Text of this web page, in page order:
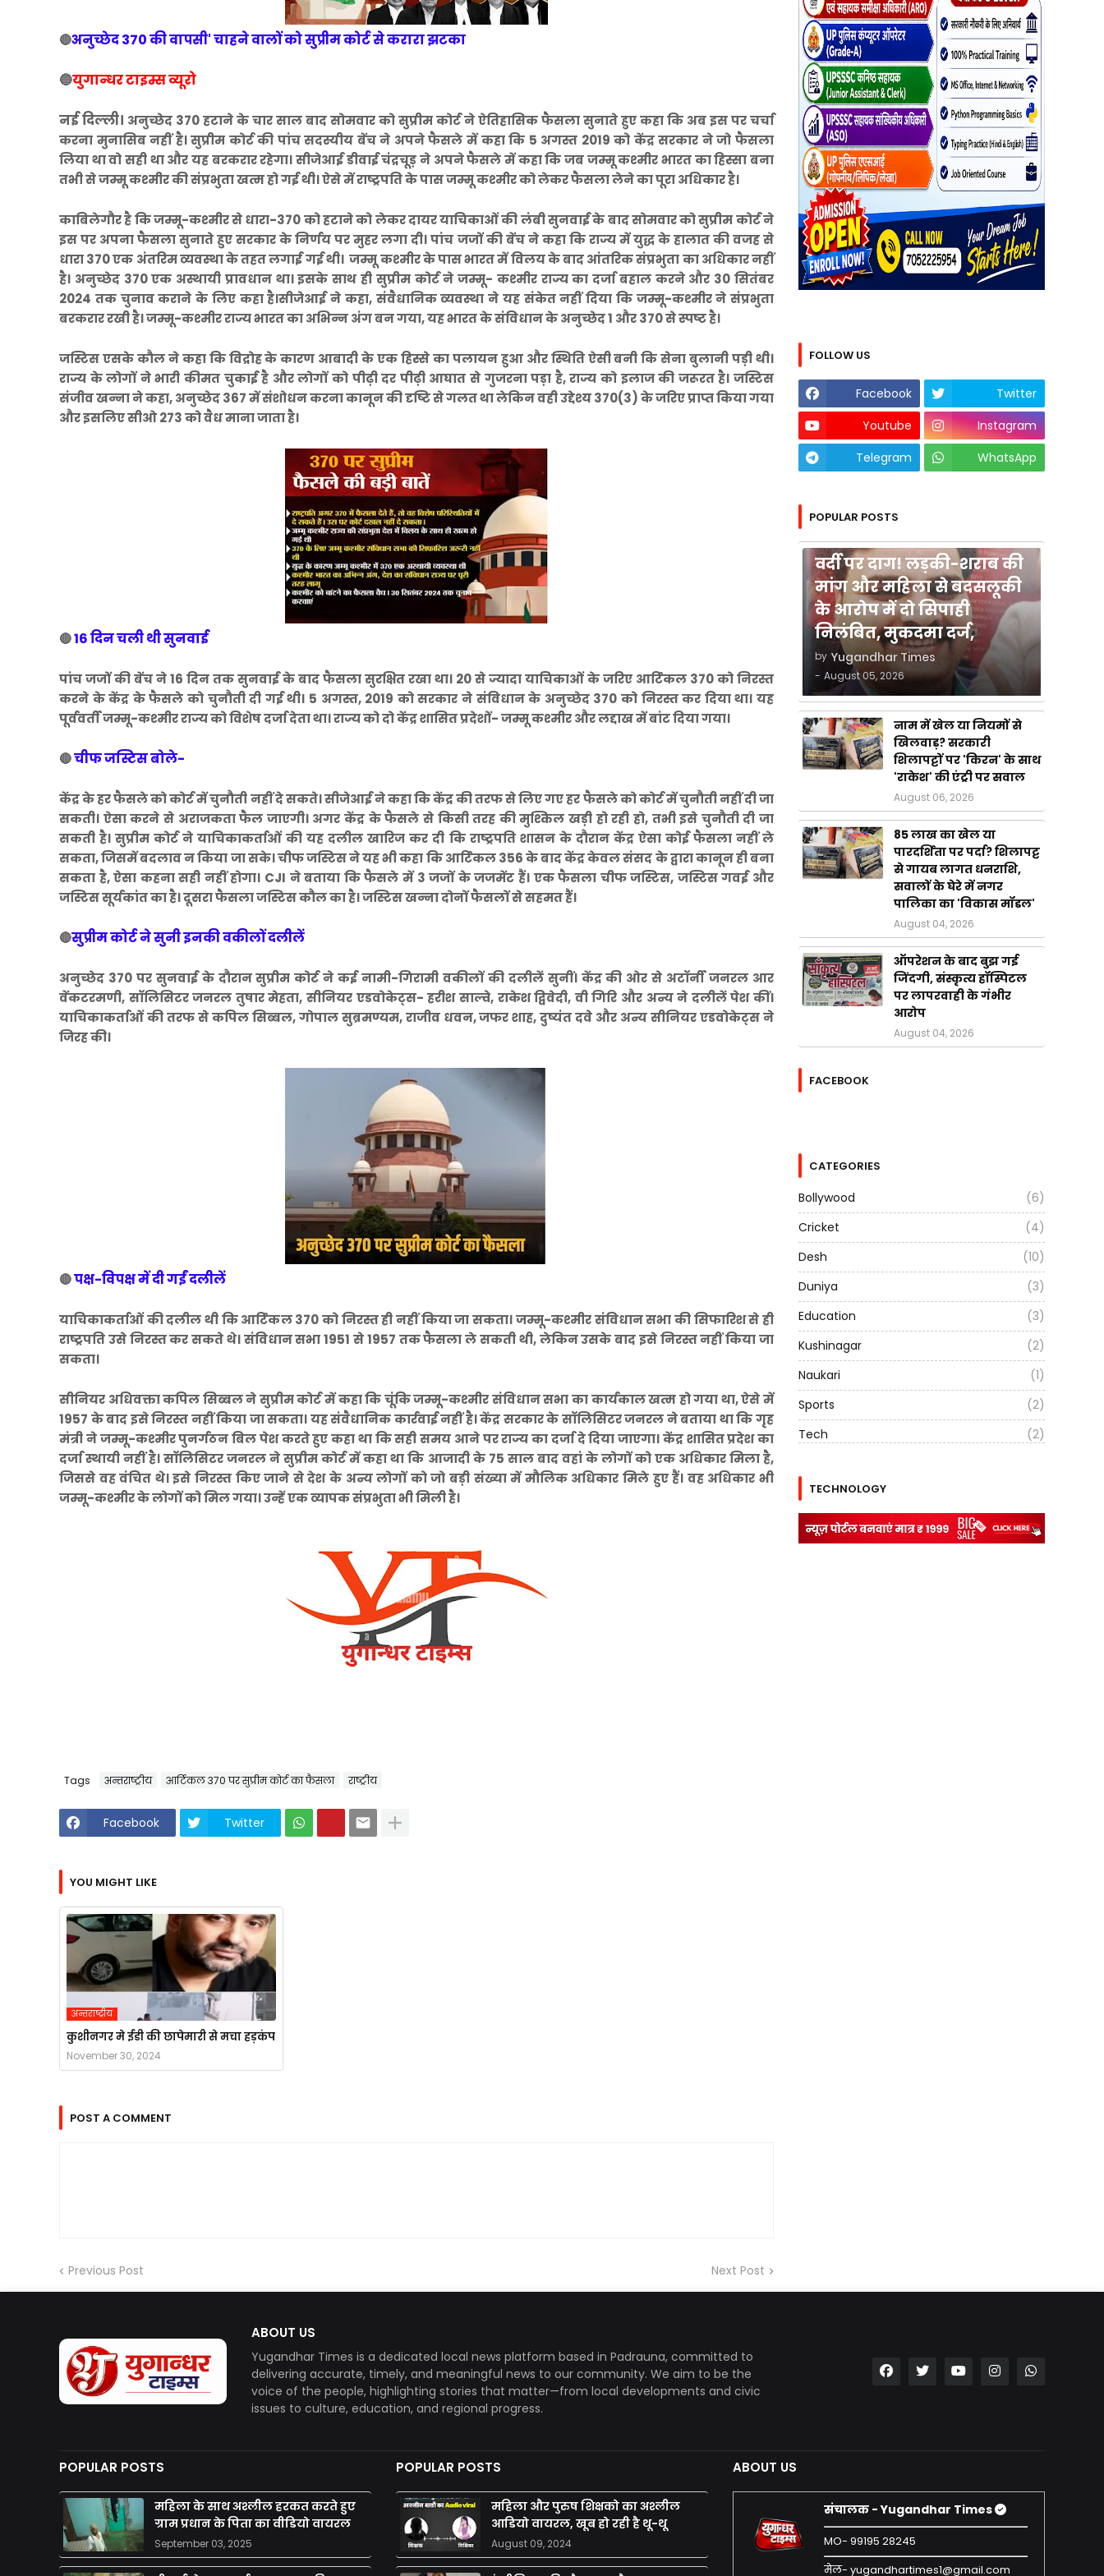
🔴अनुच्छेद 370 की वापसी' चाहने वालों को सुप्रीम कोर्ट से करारा झटका
🔵युगान्धर टाइम्स व्यूरो
नई दिल्ली। अनुच्छेद 370 हटाने के चार साल बाद सोमवार को सुप्रीम कोर्ट ने ऐतिहासिक फैसला सुनाते हुए कहा कि अब इस पर चर्चा
करना मुनासिब नहीं है। सुप्रीम कोर्ट की पांच सदस्यीय बेंच ने अपने फैसले में कहा कि 5 अगस्त 2019 को केंद्र सरकार ने जो फैसला
लिया था वो सही था और यह बरकरार रहेगा। सीजेआई डीवाई चंद्रचूड़ ने अपने फैसले में कहा कि जब जम्मू कश्मीर भारत का हिस्सा बना
तभी से जम्मू कश्मीर की संप्रभुता खत्म हो गई थी। ऐसे में राष्ट्रपति के पास जम्मू कश्मीर को लेकर फैसला लेने का पूरा अधिकार है।
काबिलेगौर है कि जम्मू-कश्मीर से धारा-370 को हटाने को लेकर दायर याचिकाओं की लंबी सुनवाई के बाद सोमवार को सुप्रीम कोर्ट ने
इस पर अपना फैसला सुनाते हुए सरकार के निर्णय पर मुहर लगा दी। पांच जजों की बेंच ने कहा कि राज्य में युद्ध के हालात की वजह से
धारा 370 एक अंतरिम व्यवस्था के तहत लगाई गई थी। जम्मू कश्मीर के पास भारत में विलय के बाद आंतरिक संप्रभुता का अधिकार नहीं
है। अनुच्छेद 370 एक अस्थायी प्रावधान था। इसके साथ ही सुप्रीम कोर्ट ने जम्मू- कश्मीर राज्य का दर्जा बहाल करने और 30 सितंबर
2024 तक चुनाव कराने के लिए कहा है।सीजेआई ने कहा, संवैधानिक व्यवस्था ने यह संकेत नहीं दिया कि जम्मू-कश्मीर ने संप्रभुता
बरकरार रखी है। जम्मू-कश्मीर राज्य भारत का अभिन्न अंग बन गया, यह भारत के संविधान के अनुच्छेद 1 और 370 से स्पष्ट है।
जस्टिस एसके कौल ने कहा कि विद्रोह के कारण आबादी के एक हिस्से का पलायन हुआ और स्थिति ऐसी बनी कि सेना बुलानी पड़ी थी।
राज्य के लोगों ने भारी कीमत चुकाई है और लोगों को पीढ़ी दर पीढ़ी आघात से गुजरना पड़ा है, राज्य को इलाज की जरूरत है। जस्टिस
संजीव खन्ना ने कहा, अनुच्छेद 367 में संशोधन करना कानून की दृष्टि से गलत था लेकिन वही उद्देश्य 370(3) के जरिए प्राप्त किया गया
और इसलिए सीओ 273 को वैध माना जाता है।
🔴16 दिन चली थी सुनवाई
पांच जजों की बेंच ने 16 दिन तक सुनवाई के बाद फैसला सुरक्षित रखा था। 20 से ज्यादा याचिकाओं के जरिए आर्टिकल 370 को निरस्त
करने के केंद्र के फैसले को चुनौती दी गई थी। 5 अगस्‍त, 2019 को सरकार ने संविधान के अनुच्छेद 370 को निरस्त कर दिया था। यह
पूर्ववर्ती जम्मू-कश्मीर राज्य को विशेष दर्जा देता था। राज्य को दो केंद्र शासित प्रदेशों- जम्मू कश्मीर और लद्दाख में बांट दिया गया।
🔴चीफ जस्टिस बोले-
केंद्र के हर फैसले को कोर्ट में चुनौती नहीं दे सकते। सीजेआई ने कहा कि केंद्र की तरफ से लिए गए हर फैसले को कोर्ट में चुनौती नहीं दी जा
सकती। ऐसा करने से अराजकता फैल जाएगी। अगर केंद्र के फैसले से किसी तरह की मुश्किल खड़ी हो रही हो, तभी इसे चुनौती दी जा
सकती है। सुप्रीम कोर्ट ने याचिकाकर्ताओं की यह दलील खारिज कर दी कि राष्ट्रपति शासन के दौरान केंद्र ऐसा कोई फैसला नहीं ले
सकता, जिसमें बदलाव न किया जा सके। चीफ जस्टिस ने यह भी कहा कि आर्टिकल 356 के बाद केंद्र केवल संसद के द्वारा कानून ही बना
सकता है, ऐसा कहना सही नहीं होगा। CJI ने बताया कि फैसले में 3 जजों के जजमेंट हैं। एक फैसला चीफ जस्टिस, जस्टिस गवई और
जस्टिस सूर्यकांत का है। दूसरा फैसला जस्टिस कौल का है। जस्टिस खन्ना दोनों फैसलों से सहमत हैं।
🔴सुप्रीम कोर्ट ने सुनी इनकी वकीलों दलीलें
अनुच्छेद 370 पर सुनवाई के दौरान सुप्रीम कोर्ट ने कई नामी-गिरामी वकीलों की दलीलें सुनीं। केंद्र की ओर से अटॉर्नी जनरल आर
वेंकटरमणी, सॉलिसिटर जनरल तुषार मेहता, सीनियर एडवोकेट्स- हरीश साल्वे, राकेश द्विवेदी, वी गिरि और अन्य ने दलीलें पेश कीं।
याचिकाकर्ताओं की तरफ से कपिल सिब्बल, गोपाल सुब्रमण्यम, राजीव धवन, जफर शाह, दुष्यंत दवे और अन्य सीनियर एडवोकेट्स ने
जिरह की।
🔴पक्ष-विपक्ष में दी गईं दलीलें
याचिकाकर्ताओं की दलील थी कि आर्टिकल 370 को निरस्त ही नहीं किया जा सकता। जम्मू-कश्मीर संविधान सभा की सिफारिश से ही
राष्ट्रपति उसे निरस्त कर सकते थे। संविधान सभा 1951 से 1957 तक फैसला ले सकती थी, लेकिन उसके बाद इसे निरस्त नहीं किया जा
सकता।
सीनियर अधिवक्ता कपिल सिब्बल ने सुप्रीम कोर्ट में कहा कि चूंकि जम्मू-कश्मीर संविधान सभा का कार्यकाल खत्म हो गया था, ऐसे में
1957 के बाद इसे निरस्त नहीं किया जा सकता। यह संवैधानिक कार्रवाई नहीं है। केंद्र सरकार के सॉलिसिटर जनरल ने बताया था कि गृह
मंत्री ने जम्मू-कश्मीर पुनर्गठन बिल पेश करते हुए कहा था कि सही समय आने पर राज्य का दर्जा दे दिया जाएगा। केंद्र शासित प्रदेश का
दर्जा स्थायी नहीं है। सॉलिसिटर जनरल ने सुप्रीम कोर्ट में कहा था कि आजादी के 75 साल बाद वहां के लोगों को एक अधिकार मिला है,
जिससे वह वंचित थे। इसे निरस्त किए जाने से देश के अन्य लोगों को जो बड़ी संख्या में मौलिक अधिकार मिले हुए हैं। वह अधिकार भी
जम्मू-कश्मीर के लोगों को मिल गया। उन्हें एक व्यापक संप्रभुता भी मिली है।
Tags अन्तराष्ट्रीय आर्टिकल 370 पर सुप्रीम कोर्ट का फैसला राष्ट्रीय
Facebook Twitter
YOU MIGHT LIKE
अन्तराष्ट्रीय
कुशीनगर मे ईडी की छापेमारी से मचा हड़कंप
November 30, 2024
POST A COMMENT
Previous Post Next Post
FOLLOW US
Facebook
Twitter
Youtube
Instagram
Telegram
WhatsApp
POPULAR POSTS
वर्दी पर दाग! लड़की-शराब की
मांग और महिला से बदसलूकी
के आरोप में दो सिपाही
निलंबित, मुकदमा दर्ज,
by Yugandhar Times
- August 05, 2026
नाम में खेल या नियमों से
खिलवाड़? सरकारी
शिलापट्टों पर 'किरन' के साथ
'राकेश' की एंट्री पर सवाल
August 06, 2026
85 लाख का खेल या
पारदर्शिता पर पर्दा? शिलापट्ट
से गायब लागत धनराशि,
सवालों के घेरे में नगर
पालिका का 'विकास मॉडल'
August 04, 2026
ऑपरेशन के बाद बुझ गई
जिंदगी, संस्कृत्य हॉस्पिटल
पर लापरवाही के गंभीर
आरोप
August 04, 2026
FACEBOOK
CATEGORIES
Bollywood
(6)
Cricket
(4)
Desh
(10)
Duniya
(3)
Education
(3)
Kushinagar
(2)
Naukari
(1)
Sports
(2)
Tech
(2)
TECHNOLOGY
ABOUT US
Yugandhar Times is a dedicated local news platform based in Padrauna, committed to
delivering accurate, timely, and meaningful news to our community. We aim to be the
voice of the people, highlighting stories that matter—from local developments and civic
issues to culture, education, and regional progress.
POPULAR POSTS
महिला के साथ अश्लील हरकत करते हुए
ग्राम प्रधान के पिता का वीडियो वायरल
September 03, 2025
POPULAR POSTS
महिला और पुरुष शिक्षको का अश्लील
आडियो वायरल, खूब हो रही है थू-थू
August 09, 2024
ABOUT US
संचालक - Yugandhar Times
MO- 99195 28245
मेल- yugandhartimes1@gmail.com